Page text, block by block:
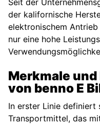
Seit der
der kalifornische
elektronischem
nur eine hohe
Merkmale
von benno E
In erster Linie definiert
Transportmittel, das